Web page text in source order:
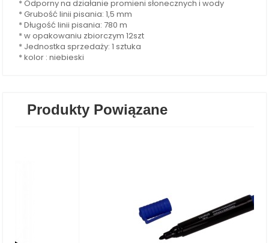
* Odporny na działanie promieni słonecznych i wody
* Grubość linii pisania: 1,5 mm
* Długość linii pisania: 780 m
* w opakowaniu zbiorczym 12szt
* Jednostka sprzedaży: 1 sztuka
* kolor : niebieski
Produkty Powiązane